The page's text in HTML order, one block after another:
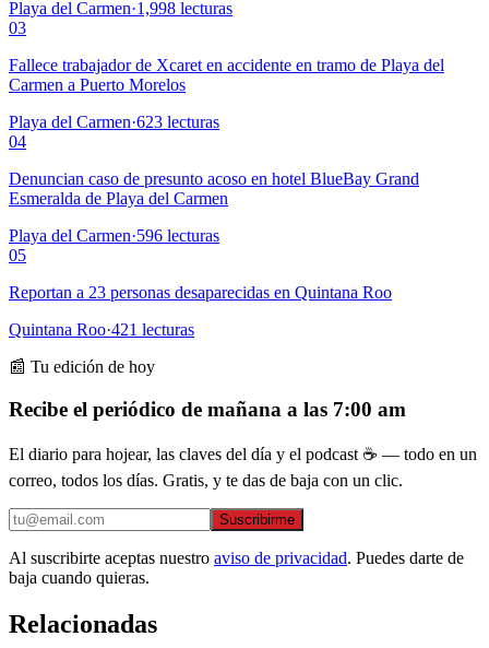
Playa del Carmen·1,998 lecturas
03
Fallece trabajador de Xcaret en accidente en tramo de Playa del
Carmen a Puerto Morelos
Playa del Carmen·623 lecturas
04
Denuncian caso de presunto acoso en hotel BlueBay Grand
Esmeralda de Playa del Carmen
Playa del Carmen·596 lecturas
05
Reportan a 23 personas desaparecidas en Quintana Roo
Quintana Roo·421 lecturas
📰 Tu edición de hoy
Recibe el periódico de mañana a las 7:00 am
El diario para hojear, las claves del día y el podcast ☕ — todo en un
correo, todos los días. Gratis, y te das de baja con un clic.
Suscribirme
Al suscribirte aceptas nuestro aviso de privacidad. Puedes darte de
baja cuando quieras.
Relacionadas